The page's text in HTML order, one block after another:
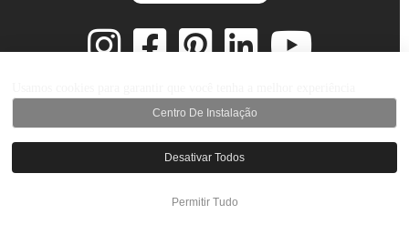
© 2026 Instituto Durango Duarte - Todos os direitos reservados.
Desenvolvido por iMarketing Agência Digital
Centro De Instalação
Desativar Todos
Permitir Tudo